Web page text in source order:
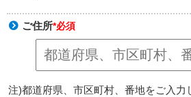
ご住所*必須
注)都道府県、市区町村、番地をご入力